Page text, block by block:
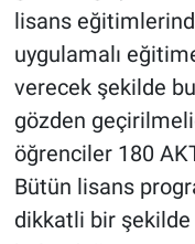
lisans
uygulamalı
verecek şekilde
gözden
öğrenciler 180
Bütün lisans
dikkatli bir şekilde